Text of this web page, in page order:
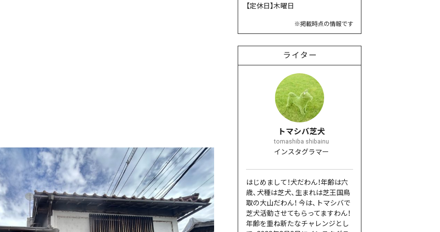
【定休日】木曜日
※掲載時点の情報です
ライター
トマシバ芝犬
tomashiba shibainu
インスタグラマー
はじめまして！犬だわん！年齢は六
歳、犬種は芝犬、生まれは芝王国鳥
取の大山だわん！ 今は、トマシバで
芝犬活動させてもらってますわん！
年齢を重ね新たなチャレンジとし